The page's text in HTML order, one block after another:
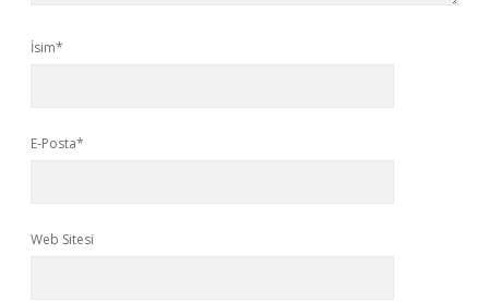
İsim*
E-Posta*
Web Sitesi